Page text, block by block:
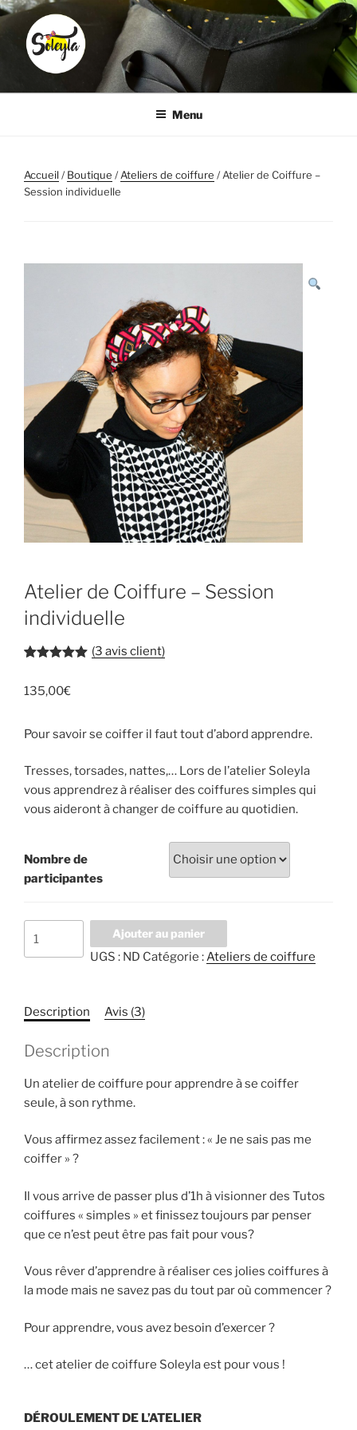
Aller
contenu
principal
SOLEYLA
Transformez la corvée coiffure en moment plaisir
Menu
Accueil/Boutique /Ateliers de coiffure / Atelier de Coiffure –
Session individuelle
Atelier de Coiffure – Session
individuelle
basé sur
(3 avis client)
135,00€
Pour savoir se coiffer il faut tout d’abord apprendre.
Tresses, torsades, nattes,… Lors de l’atelier Soleyla
vous apprendrez à réaliser des coiffures simples qui
vous aideront à changer de coiffure au quotidien.
Nombre de
participantes
de
Coiffure
-
Session
individuelle
Ajouter au panier
UGS : ND Catégorie :Ateliers de coiffure
Description Avis (3)
Description
Un atelier de coiffure pour apprendre à se coiffer
seule, à son rythme.
Vous affirmez assez facilement : « Je ne sais pas me
coiffer » ?
Il vous arrive de passer plus d’1h à visionner des Tutos
coiffures « simples » et finissez toujours par penser
que ce n’est peut être pas fait pour vous?
Vous rêver d’apprendre à réaliser ces jolies coiffures à
la mode mais ne savez pas du tout par où commencer ?
Pour apprendre, vous avez besoin d’exercer ?
… cet atelier de coiffure Soleyla est pour vous !
DÉROULEMENT DE L’ATELIER